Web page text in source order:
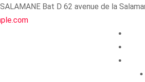
Bat D 62 avenue de la